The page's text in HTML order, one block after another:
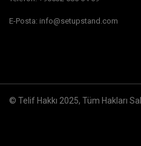
E-Posta: info@setupstand.com
© Telif Hakkı 2025, Tüm Hakları